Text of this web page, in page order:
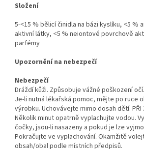
Složení
5-<15 % bělicí činidla na bázi kyslíku, <5 %
aktivní látky, <5 % neiontové povrchově
parfémy
Upozornění na nebezpečí
Nebezpečí
Dráždí kůži. Způsobuje vážné poškození očí.
Je-li nutná lékařská pomoc, mějte po ruce
výrobku. Uchovávejte mimo dosah dětí. PŘI
Několik minut opatrně vyplachujte vodou.
čočky, jsou-li nasazeny a pokud je lze
Pokračujte ve vyplachování. Okamžitě
obsah/obal podle místních předpisů.